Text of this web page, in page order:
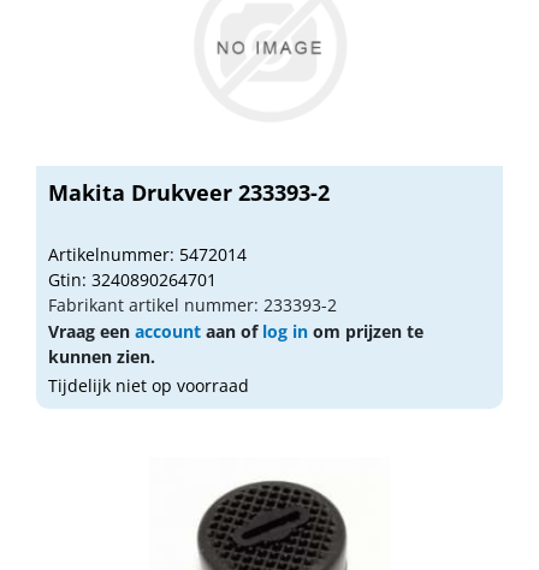
Makita Drukveer 233393-2
Artikelnummer: 5472014
Gtin: 3240890264701
Fabrikant artikel nummer: 233393-2
Vraag een account aan of log in om prijzen te
kunnen zien.
Tijdelijk niet op voorraad